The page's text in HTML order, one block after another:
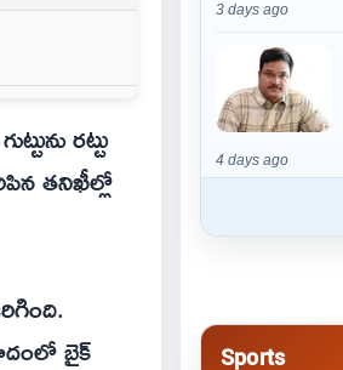
రట్టు
తనిఖీల్లో
బైక్
3 days ago
4 days ago
Sports